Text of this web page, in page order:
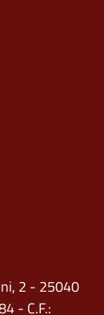
2 - 25040
- C.F.: